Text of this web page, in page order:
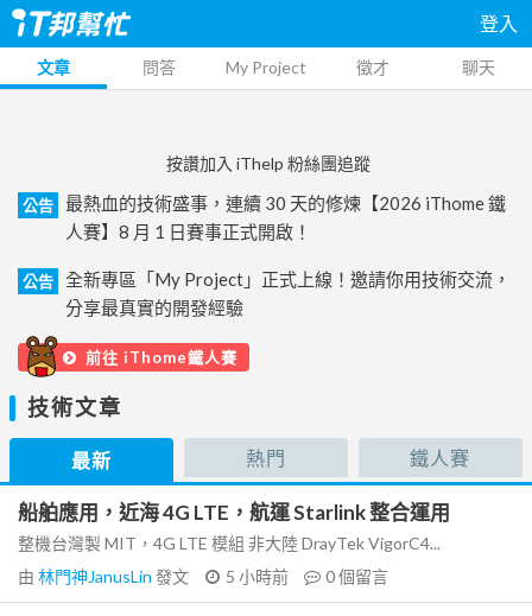
登入
文章 問答 My Project 徵才 聊天
按讚加入 iThelp 粉絲團追蹤
公告
最熱血的技術盛事，連續 30 天的修煉【2026 iThome 鐵
人賽】8 月 1 日賽事正式開啟！
公告
全新專區「My Project」正式上線！邀請你用技術交流，
分享最真實的開發經驗
前往 iThome鐵人賽
技術文章
最新 熱門 鐵人賽
船舶應用，近海 4G LTE，航運 Starlink 整合運用
整機台灣製 MIT，4G LTE 模組 非大陸 DrayTek VigorC4...
由 林門神JanusLin 發文 5 小時前 0個留言